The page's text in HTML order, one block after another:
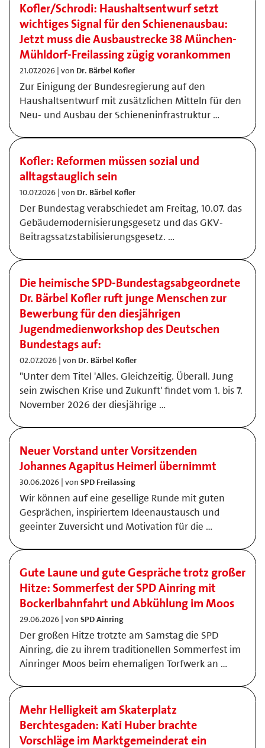
Kofler/Schrodi: Haushaltsentwurf setzt
wichtiges Signal für den Schienenausbau:
Jetzt muss die Ausbaustrecke 38 München-
Mühldorf-Freilassing zügig vorankommen
21.07.2026 | von Dr. Bärbel Kofler
Zur Einigung der Bundesregierung auf den
Haushaltsentwurf mit zusätzlichen Mitteln für den
Neu- und Ausbau der Schieneninfrastruktur …
Kofler: Reformen müssen sozial und
alltagstauglich sein
10.07.2026 | von Dr. Bärbel Kofler
Der Bundestag verabschiedet am Freitag, 10.07. das
Gebäudemodernisierungsgesetz und das GKV-
Beitragssatzstabilisierungsgesetz. …
Die heimische SPD-Bundestagsabgeordnete
Dr. Bärbel Kofler ruft junge Menschen zur
Bewerbung für den diesjährigen
Jugendmedienworkshop des Deutschen
Bundestags auf:
02.07.2026 | von Dr. Bärbel Kofler
"Unter dem Titel 'Alles. Gleichzeitig. Überall. Jung
sein zwischen Krise und Zukunft' findet vom 1. bis 7.
November 2026 der diesjährige …
Neuer Vorstand unter Vorsitzenden
Johannes Agapitus Heimerl übernimmt
30.06.2026 | von SPD Freilassing
Wir können auf eine gesellige Runde mit guten
Gesprächen, inspiriertem Ideenaustausch und
geeinter Zuversicht und Motivation für die …
Gute Laune und gute Gespräche trotz großer
Hitze: Sommerfest der SPD Ainring mit
Bockerlbahnfahrt und Abkühlung im Moos
29.06.2026 | von SPD Ainring
Der großen Hitze trotzte am Samstag die SPD
Ainring, die zu ihrem traditionellen Sommerfest im
Ainringer Moos beim ehemaligen Torfwerk an …
Mehr Helligkeit am Skaterplatz
Berchtesgaden: Kati Huber brachte
Vorschläge im Marktgemeinderat ein